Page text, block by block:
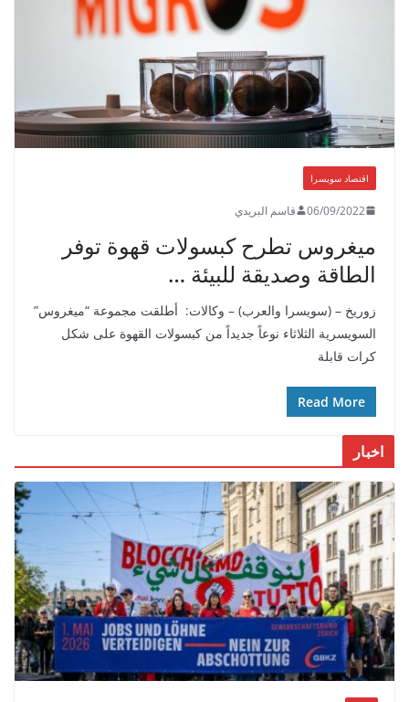
اقتصاد سويسرا
06/09/2022 قاسم البريدي
ميغروس تطرح كبسولات قهوة توفر
الطاقة وصديقة للبيئة …
زوريخ – (سويسرا والعرب) – وكالات: أطلقت مجموعة “ميغروس”
السويسرية الثلاثاء نوعاً جديداً من كبسولات القهوة على شكل
كرات قابلة
Read More
اخبار